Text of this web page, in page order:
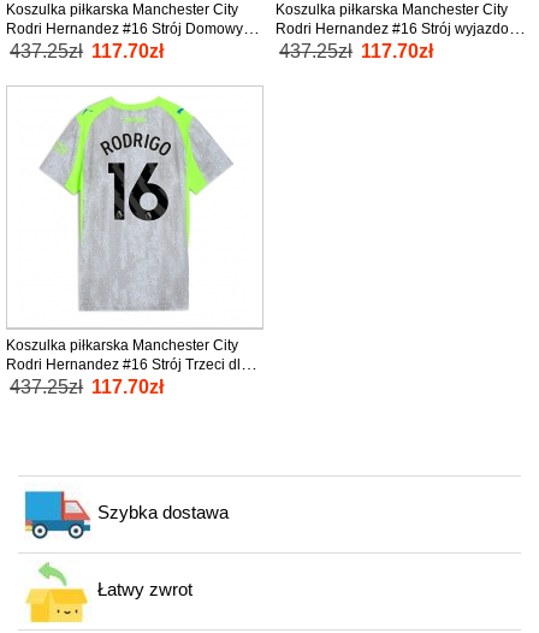
Koszulka piłkarska Manchester City
Rodri Hernandez #16 Strój Domowy
dla kobiety 2025-26 tanio Krótki Rękaw
437.25zł 117.70zł
Koszulka piłkarska Manchester City
Rodri Hernandez #16 Strój wyjazdowy
dla kobiety 2025-26 tanio Krótki Rękaw
437.25zł 117.70zł
Koszulka piłkarska Manchester City
Rodri Hernandez #16 Strój Trzeci dla
kobiety 2025-26 tanio Krótki Rękaw
437.25zł 117.70zł
Szybka dostawa
Łatwy zwrot